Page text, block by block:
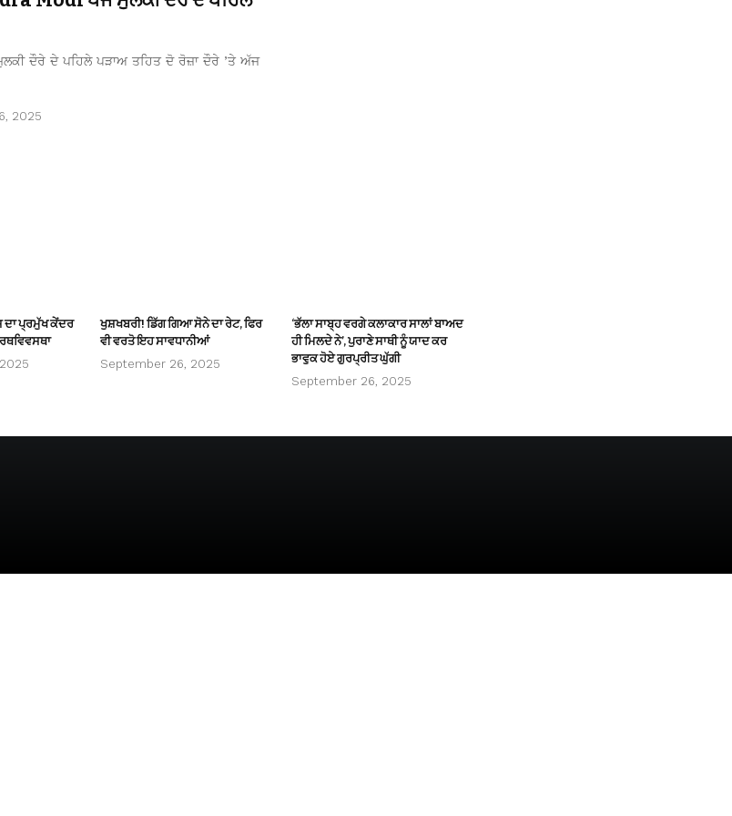
ਦੌਰੇ ਦੇ ਪਹਿਲੇ ਪੜਾਅ ਤਹਿਤ ਦੋ ਰੋਜ਼ਾ ਦੌਰੇ ’ਤੇ ਅੱਜ
2025
ਦਾ ਪ੍ਰਮੁੱਖ ਕੇਂਦਰ
ਖੁਸ਼ਖਬਰੀ! ਡਿੱਗ ਗਿਆ ਸੋਨੇ ਦਾ ਰੇਟ, ਫਿਰ
ਵੀ ਵਰਤੋ ਇਹ ਸਾਵਧਾਨੀਆਂ
September 26, 2025
‘ਭੱਲਾ ਸਾਬ੍ਹ ਵਰਗੇ ਕਲਾਕਾਰ ਸਾਲਾਂ ਬਾਅਦ
ਹੀ ਮਿਲਦੇ ਨੇ’, ਪੁਰਾਣੇ ਸਾਥੀ ਨੂੰ ਯਾਦ ਕਰ
ਭਾਵੁਕ ਹੋਏ ਗੁਰਪ੍ਰੀਤ ਘੁੱਗੀ
September 26, 2025